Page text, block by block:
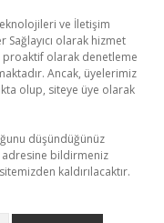
ve İletişim
Sağlayıcı olarak hizmet
olarak denetleme
Ancak, üyelerimiz
olup, siteye üye olarak
düşündüğünüz
adresine bildirmeniz
kaldırılacaktır.